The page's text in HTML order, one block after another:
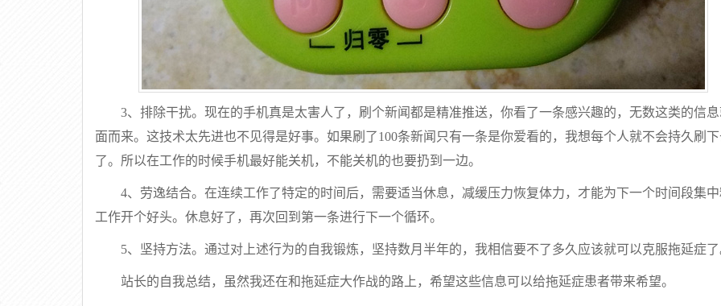
3、排除干扰。现在的手机真是太害人了，刷个新闻都是精准推送，你看了一条感兴趣的，无数这类的信
面而来。这技术太先进也不见得是好事。如果刷了100条新闻只有一条是你爱看的，我想每个人就不会持久刷
了。所以在工作的时候手机最好能关机，不能关机的也要扔到一边。
4、劳逸结合。在连续工作了特定的时间后，需要适当休息，减缓压力恢复体力，才能为下一个时间段集
工作开个好头。休息好了，再次回到第一条进行下一个循环。
5、坚持方法。通过对上述行为的自我锻炼，坚持数月半年的，我相信要不了多久应该就可以克服拖延症
站长的自我总结，虽然我还在和拖延症大作战的路上，希望这些信息可以给拖延症患者带来希望。